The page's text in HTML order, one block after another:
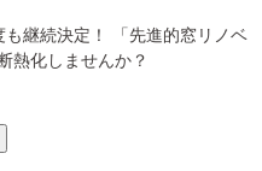
も継続決定！ 「先進的窓リノベ
熱化しませんか？